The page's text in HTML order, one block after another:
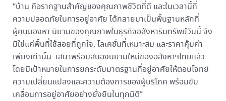
“บ้าน คือรากฐานสำคัญของคุณภาพชีวิตที่ดี และในเวลานี้ที่
ความปลอดภัยในการอยู่อาศัย ได้กลายมาเป็นพื้นฐานหลักที่
ผู้คนมองหา นิยามของคุณภาพในธุรกิจอสังหาริมทรัพย์วันนี้ จึง
มิใช่แค่พื้นที่ใช้สอยที่ถูกใจ, โลเคชั่นที่เหมาะสม และราคาคุ้มค่า
เพียงเท่านั้น เสนาพร้อมสนองนิยามใหม่ของอสังหาฯไทยแล้ว
โดยมีเป้าหมายในการยกระดับมาตรฐานที่อยู่อาศัยให้ตอบโจทย์
ความเปลี่ยนแปลงและความต้องการของผู้บริโภค พร้อมขับ
เคลื่อนการอยู่อาศัยอย่างยั่งยืนในทุกมิติ”